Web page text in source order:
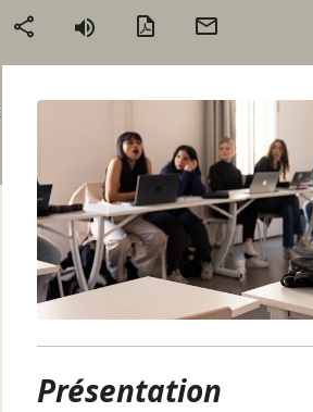
Partager
Version
Présentation